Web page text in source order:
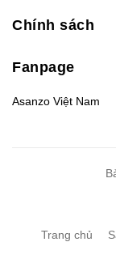
Chính sách
Fanpage
Asanzo Việt Nam
Trang chủ